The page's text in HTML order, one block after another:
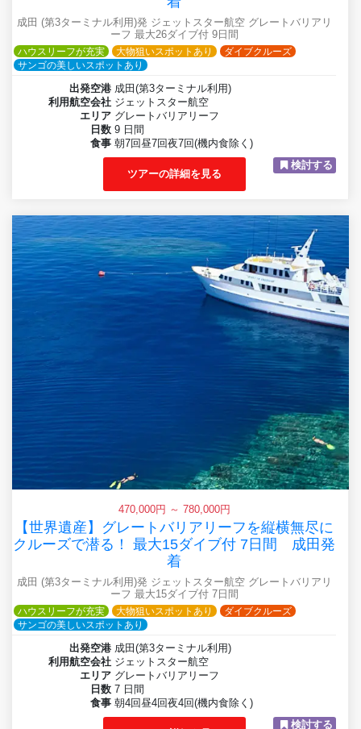
成田 (第3ターミナル利用)発 ジェットスター航空 グレートバリアリ
ーフ 最大26ダイブ付 9日間
ハウスリーフが充実
大物狙いスポットあり
ダイブクルーズ
サンゴの美しいスポットあり
出発空港 成田(第3ターミナル利用)
利用航空会社 ジェットスター航空
エリア グレートバリアリーフ
日数 9 日間
食事 朝7回昼7回夜7回(機内食除く)
ツアーの詳細を見る
検討する
470,000円 ～ 780,000円
【世界遺産】グレートバリアリーフを縦横無尽に
クルーズで潜る！ 最大15ダイブ付 7日間 成田発
着
成田 (第3ターミナル利用)発 ジェットスター航空 グレートバリアリ
ーフ 最大15ダイブ付 7日間
ハウスリーフが充実
大物狙いスポットあり
ダイブクルーズ
サンゴの美しいスポットあり
出発空港 成田(第3ターミナル利用)
利用航空会社 ジェットスター航空
エリア グレートバリアリーフ
日数 7 日間
食事 朝4回昼4回夜4回(機内食除く)
検討する